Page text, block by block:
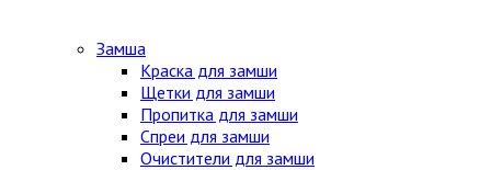
Замша
Краска для замши
Щетки для замши
Пропитка для замши
Спреи для замши
Очистители для замши